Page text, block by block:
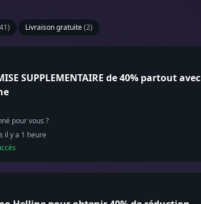
41) Livraison gratuite(2)
SUPPLEMENTAIRE de 40% partout avec
pour vous ?
il y a 1 heure